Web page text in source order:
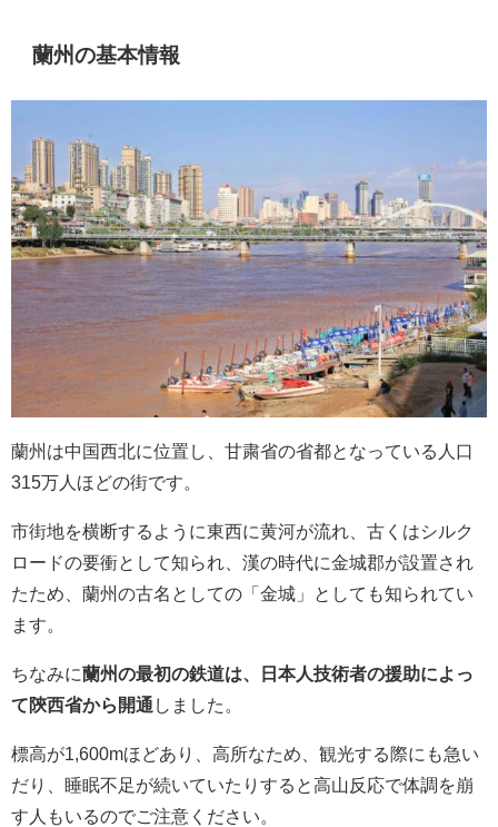
蘭州の基本情報
蘭州は中国西北に位置し、甘粛省の省都となっている人口
315万人ほどの街です。
市街地を横断するように東西に黄河が流れ、古くはシルク
ロードの要衝として知られ、漢の時代に金城郡が設置され
たため、蘭州の古名としての「金城」としても知られてい
ます。
ちなみに蘭州の最初の鉄道は、日本人技術者の援助によっ
て陝西省から開通 しました。
標高が1,600mほどあり、高所なため、観光する際にも急い
だり、睡眠不足が続いていたりすると高山反応で体調を崩
す人もいるのでご注意ください。